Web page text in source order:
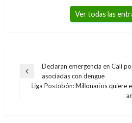
Ver todas las
Navegación
Entrada
anterior
Declaran emergencia en Cali
asociadas con dengue
Liga Postobón: Millonarios quiere